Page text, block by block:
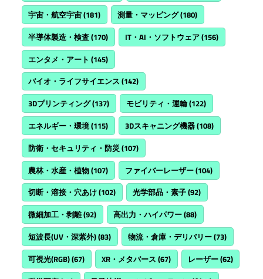
宇宙・航空宇宙(181) 測量・マッピング(180)
半導体製造・検査(170) IT・AI・ソフトウェア(156)
エンタメ・アート (145)
バイオ・ライフサイエンス (142)
3Dプリンティング(137) モビリティ・運輸(122)
エネルギー・環境(115) 3Dスキャニング機器(108)
防衛・セキュリティ・防災 (107)
農林・水産・植物(107) ファイバーレーザー(104)
切断・溶接・穴あけ(102) 光学部品・素子(92)
微細加工・剥離(92) 高出力・ハイパワー(88)
短波長(UV・深紫外)(83) 物流・倉庫・デリバリー(73)
可視光(RGB)(67) XR・メタバース (67) レーザー(62)